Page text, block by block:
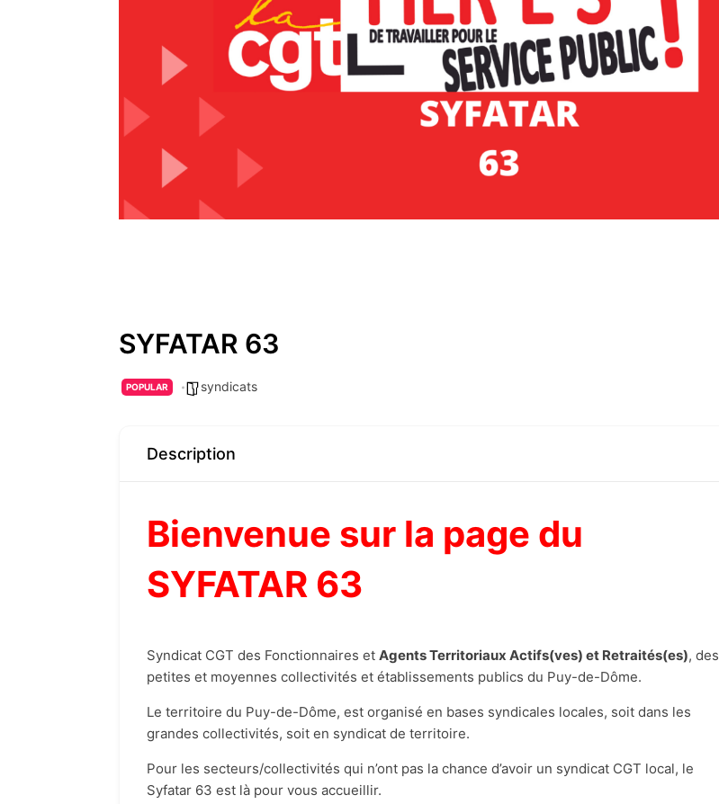
SYFATAR 63
POPULAR syndicats
Description
Bienvenue sur la page du
SYFATAR 63
Syndicat CGT des Fonctionnaires et Agents Territoriaux Actifs(ves) et Retraités(es), des
petites et moyennes collectivités et établissements publics du Puy-de-Dôme.
Le territoire du Puy-de-Dôme, est organisé en bases syndicales locales, soit dans les
grandes collectivités, soit en syndicat de territoire.
Pour les secteurs/collectivités qui n’ont pas la chance d’avoir un syndicat CGT local, le
Syfatar 63 est là pour vous accueillir.